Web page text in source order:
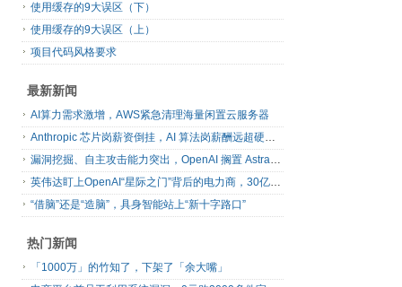
使用缓存的9大误区（下）
使用缓存的9大误区（上）
项目代码风格要求
最新新闻
AI算力需求激增，AWS紧急清理海量闲置云服务器
Anthropic 芯片岗薪资倒挂，AI 算法岗薪酬远超硬件工程师
漏洞挖掘、自主攻击能力突出，OpenAI 搁置 Astra 模型发布
英伟达盯上OpenAI“星际之门”背后的电力商，30亿美元直接入股
“借脑”还是“造脑”，具身智能站上“新十字路口”
热门新闻
「1000万」的竹知了，下架了「余大嘴」